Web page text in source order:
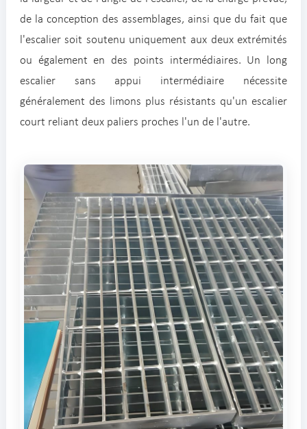
de la conception des assemblages, ainsi que du fait que
l'escalier soit soutenu uniquement aux deux extrémités
ou également en des points intermédiaires. Un long
escalier sans appui intermédiaire nécessite
généralement des limons plus résistants qu'un escalier
court reliant deux paliers proches l'un de l'autre.